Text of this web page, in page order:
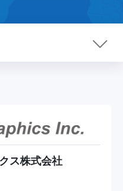
ス株式会社